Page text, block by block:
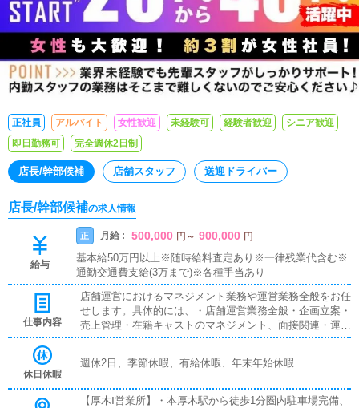
正社員 アルバイト 女性歓迎 未経験可 経験者歓迎
シニア歓迎
即日勤務可
完全週休2日制
店長/幹部候補 店舗スタッフ 送迎ドライバー
店長/幹部候補の求人情報
給与
正 月給 : 500,000 円 ～ 900,000 円
基本給50万円以上※随時給料査定あり※一律残業代含む※
通勤交通費支給(3万まで)※各種手当あり
仕事内容
店舗運営におけるマネジメント業務や運営業務全般をお任
せします。具体的には、・店舗運営業務全般・企画立案・
売上管理・在籍キャストのマネジメント、面接関連・運営
スタッフ管理・店舗を作り上げるマネジメント業務 など
み、アイディアなどを反映し、お客様やコンパニオンさ
ます。
休日休暇
週休2日、季節休暇、有給休暇、年末年始休暇
【厚木Ⅰ営業所】・本厚木駅から徒歩1分圏内駐車場完備、